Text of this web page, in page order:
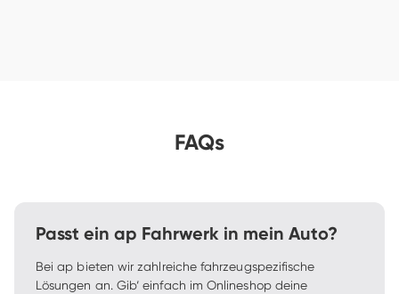
FAQs
Passt ein ap Fahrwerk in mein Auto?
Bei ap bieten wir zahlreiche fahrzeugspezifische
Lösungen an. Gib‘ einfach im Onlineshop deine